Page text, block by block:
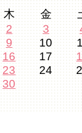
木 金
2 3
9 10
16 17
23 24
30